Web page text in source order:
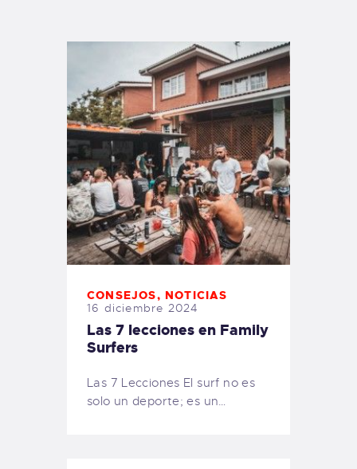
CONSEJOS, NOTICIAS
16 diciembre 2024
Las 7 lecciones en Family
Surfers
Las 7 Lecciones El surf no es
solo un deporte; es un…